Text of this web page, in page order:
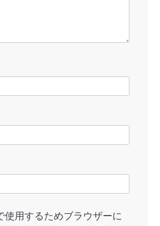
使用するためブラウザーに